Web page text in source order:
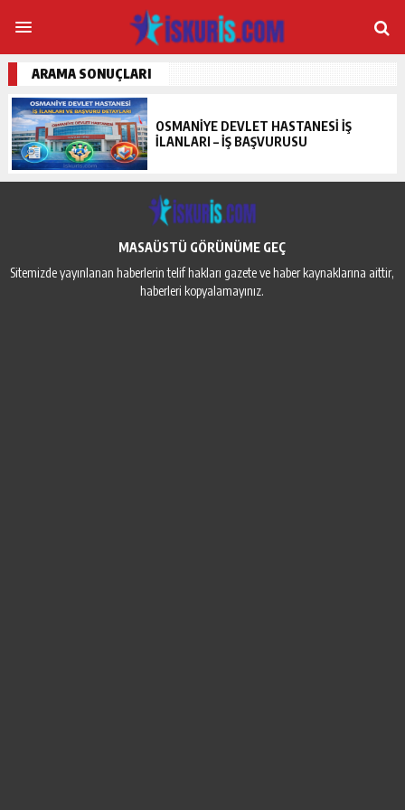
ARAMA SONUÇLARI
OSMANIYE DEVLET HASTANESI İŞ
İLANLARI – İŞ BAŞVURUSU
MASAÜSTÜ GÖRÜNÜME GEÇ
Sitemizde yayınlanan haberlerin telif hakları gazete ve haber kaynaklarına aittir,
haberleri kopyalamayınız.